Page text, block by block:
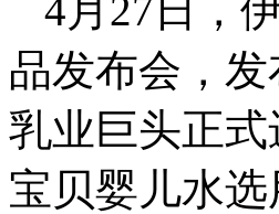
4月27日，
品发布会，
乳业巨头正
宝贝婴儿水